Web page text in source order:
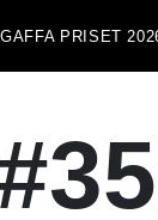
GAFFA PRISET